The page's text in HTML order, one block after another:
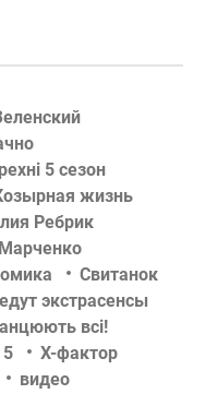
5 сезон
жизнь
Ребрик
Свитанок
экстрасенсы
всі!
Х-фактор
видео